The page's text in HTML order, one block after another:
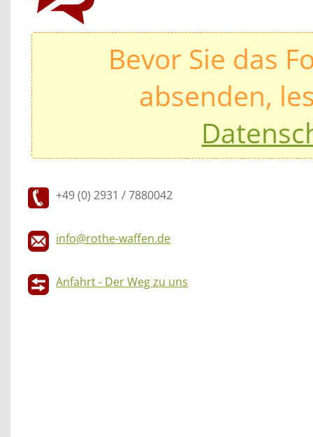
Bevor Sie das
absenden,
+49 (0) 2931 / 7880042
info@rothe-waffen.de
Anfahrt - Der Weg zu uns